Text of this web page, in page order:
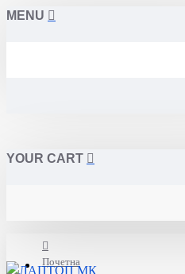
MENU
YOUR CART
Почетна